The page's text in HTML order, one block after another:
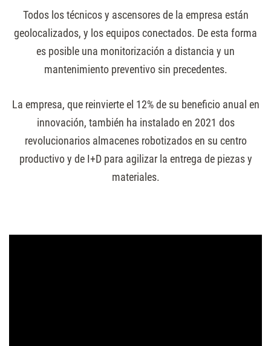
Todos los técnicos y ascensores de la empresa están
geolocalizados, y los equipos conectados. De esta forma
es posible una monitorización a distancia y un
mantenimiento preventivo sin precedentes.
La empresa, que reinvierte el 12% de su beneficio anual en
innovación, también ha instalado en 2021 dos
revolucionarios almacenes robotizados en su centro
productivo y de I+D para agilizar la entrega de piezas y
materiales.